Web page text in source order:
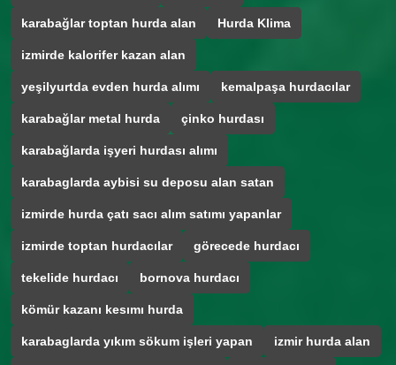
karabağlar toptan hurda alan Hurda Klima
izmirde kalorifer kazan alan
yeşilyurtda evden hurda alımı kemalpaşa hurdacılar
karabağlar metal hurda çinko hurdası
karabağlarda işyeri hurdası alımı
karabaglarda aybisi su deposu alan satan
izmirde hurda çatı sacı alım satımı yapanlar
izmirde toptan hurdacılar görecede hurdacı
tekelide hurdacı bornova hurdacı
kömür kazanı kesımı hurda
karabaglarda yıkım sökum işleri yapan izmir hurda alan